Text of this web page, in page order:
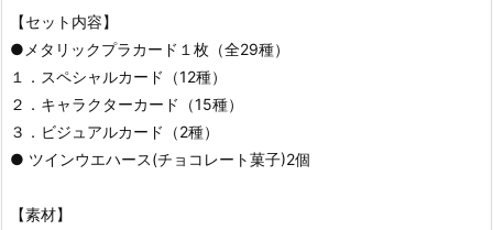
【セット内容】
●メタリックプラカード１枚（全29種）
１．スペシャルカード（12種）
２．キャラクターカード（15種）
３．ビジュアルカード（2種）
● ツインウエハース(チョコレート菓子)2個
【素材】